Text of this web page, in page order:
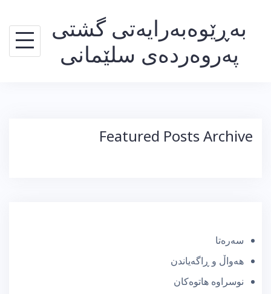
بەڕێوەبەرایەتی گشتی
پەروەردەی سلێمانی
Featured Posts Archive
سەرەتا
هەواڵ و ڕاگەیاندن
نوسراوە هاتوەکان